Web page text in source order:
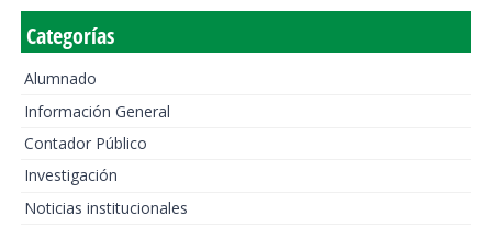
Categorías
Alumnado
Información General
Contador Público
Investigación
Noticias institucionales